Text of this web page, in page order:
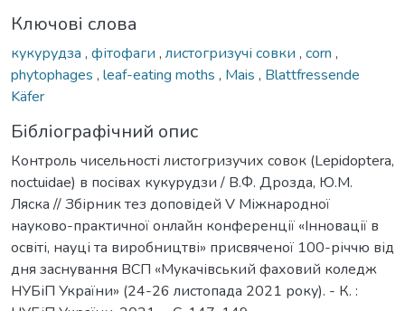
Ключові слова
кукурудза , фітофаги , листогризучі совки , corn ,
phytophages , leaf-eating moths , Mais , Blattfressende
Käfer
Бібліографічний опис
Контроль чисельності листогризучих совок (Lepidoptera,
noctuidae) в посівах кукурудзи / В.Ф. Дрозда, Ю.М.
Ляска // Збірник тез доповідей V Міжнародної
науково-практичної онлайн конференції «Інновації в
освіті, науці та виробництві» присвяченої 100-річчю від
дня заснування ВСП «Мукачівський фаховий коледж
НУБіП України» (24-26 листопада 2021 року). - К. :